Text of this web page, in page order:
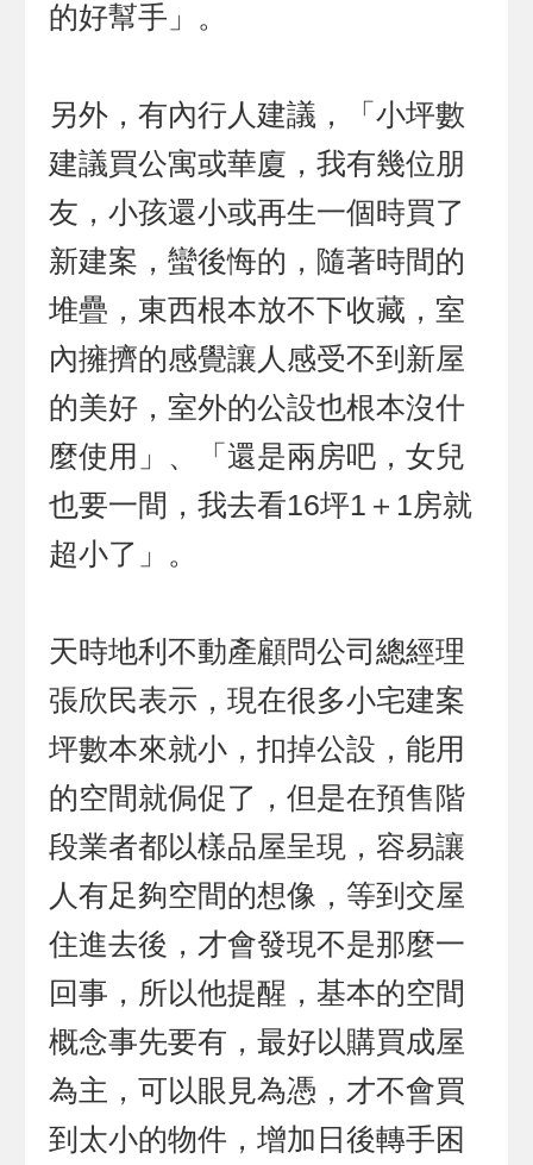
的好幫手」。
另外，有內行人建議，「小坪數
建議買公寓或華廈，我有幾位朋
友，小孩還小或再生一個時買了
新建案，蠻後悔的，隨著時間的
堆疊，東西根本放不下收藏，室
內擁擠的感覺讓人感受不到新屋
的美好，室外的公設也根本沒什
麼使用」、「還是兩房吧，女兒
也要一間，我去看16坪1＋1房就
超小了」。
天時地利不動產顧問公司總經理
張欣民表示，現在很多小宅建案
坪數本來就小，扣掉公設，能用
的空間就侷促了，但是在預售階
段業者都以樣品屋呈現，容易讓
人有足夠空間的想像，等到交屋
住進去後，才會發現不是那麼一
回事，所以他提醒，基本的空間
概念事先要有，最好以購買成屋
為主，可以眼見為憑，才不會買
到太小的物件，增加日後轉手困